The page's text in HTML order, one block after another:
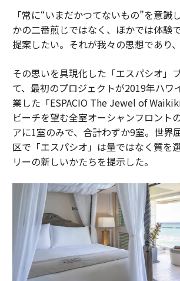
「常に“いまだかつてないもの”を意識
かの二番煎じではなく、ほかでは体験
提案したい。それが我々の思想であり
その思いを具現化した「エスパシオ」
て、最初のプロジェクトが2019年ハワ
業した「ESPACIO The Jewel of
ビーチを望む全室オーシャンフロント
アに1室のみで、合計わずか9室。世界
区で「エスパシオ」は量ではなく質を
リーの新しいかたちを提示した。